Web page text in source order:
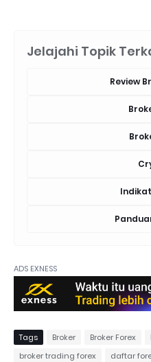
Jelajahi Topik
Review
ADS EXNESS
Tags Broker Broker Forex
broker trading forex
daftar